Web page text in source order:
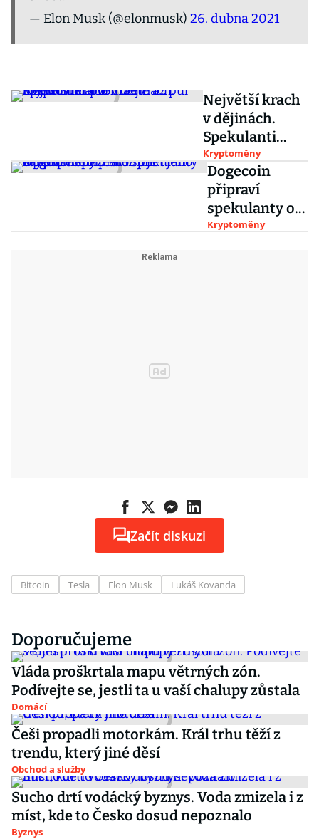
— Elon Musk (@elonmusk) 26. dubna 2021
Největší krach
v dějinách.
Spekulanti
prohráli v
kryptoměnové
ruletě až půl
bilionu dolarů
Kryptoměny
Dogecoin
připraví
spekulanty o
peníze snáze
Kryptoměny
Začít diskuzi
Bitcoin Tesla Elon Musk Lukáš Kovanda
Doporučujeme
Vláda proškrtala mapu větrných zón.
Podívejte se, jestli ta u vaší chalupy zůstala
Domácí
Češi propadli motorkám. Král trhu těží z
trendu, který jiné děsí
Obchod a služby
Sucho drtí vodácký byznys. Voda zmizela i z
míst, kde to Česko dosud nepoznalo
Byznys